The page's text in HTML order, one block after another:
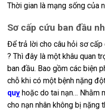
Thời gian là mạng sống của
Sơ cấp cứu ban đầu
Để trả lời cho câu hỏi sơ
? Thì đây là một khâu quan
ban đầu. Bao gồm các biện
chỗ khi có một bệnh nặng
quỵ hoặc do tai nạn… Nhằm
cho nạn nhân không bị nặng